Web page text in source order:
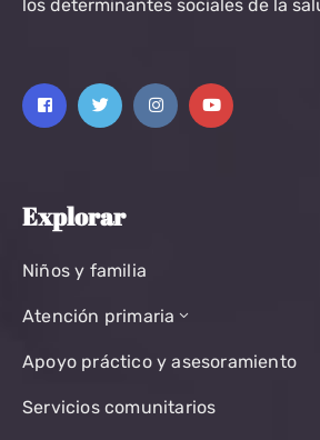
los determinantes sociales de la
Explorar
Niños y familia
Atención primaria
Apoyo práctico y asesoramiento
Servicios comunitarios